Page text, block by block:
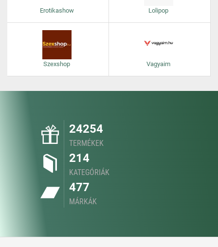
Erotikashow Lolipop
Szexshop Vagyaim
24254
TERMÉKEK
214
KATEGÓRIÁK
477
MÁRKÁK